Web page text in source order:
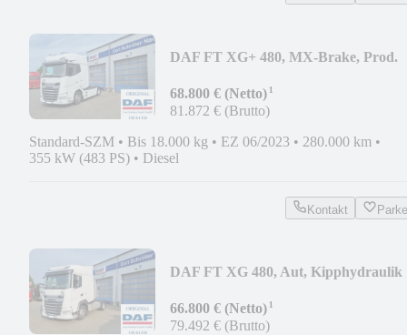
DAF FT XG+ 480, MX-Brake, Prod.
68.800 € (Netto)¹
81.872 € (Brutto)
Standard-SZM • Bis 18.000 kg • EZ 06/2023 • 280.000 km •
355 kW (483 PS) • Diesel
Kontakt
DAF FT XG 480, Aut, Kipphydraulik
66.800 € (Netto)¹
79.492 € (Brutto)